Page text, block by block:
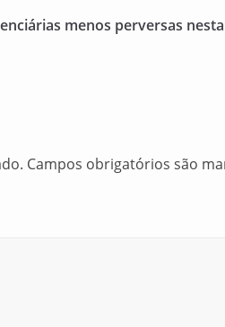
menos perversas nesta
Campos obrigatórios são